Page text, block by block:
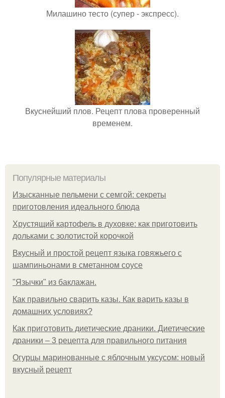
Милашино тесто (супер - экспресс).
Вкуснейший плов. Рецепт плова проверенный
временем.
Популярные материалы
Изысканные пельмени с семгой: секреты
приготовления идеального блюда
Хрустящий картофель в духовке: как приготовить
дольками с золотистой корочкой
Вкусный и простой рецепт языка говяжьего с
шампиньонами в сметанном соусе
"Язычки" из баклажан.
Как правильно сварить казы. Как варить казы в
домашних условиях?
Как приготовить диетические драники. Диетические
драники – 3 рецепта для правильного питания
Огурцы маринованные с яблочным уксусом: новый
вкусный рецепт